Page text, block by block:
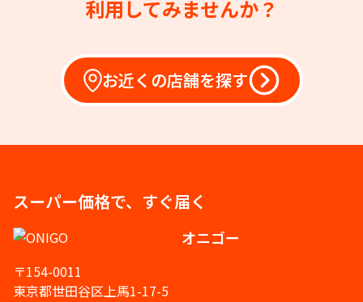
利用してみませんか？
お近くの店舗を探す
スーパー価格で、すぐ届く
オニゴー
〒154-0011
東京都世田谷区上馬1-17-5